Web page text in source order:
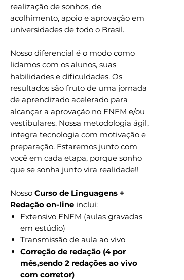
realização de sonhos, de
acolhimento, apoio e aprovação em
universidades de todo o Brasil.
Nosso diferencial é o modo como
lidamos com os alunos, suas
habilidades e dificuldades. Os
resultados são fruto de uma jornada
de aprendizado acelerado para
alcançar a aprovação no ENEM e/ou
vestibulares. Nossa metodologia ágil,
integra tecnologia com motivação e
preparação. Estaremos junto com
você em cada etapa, porque sonho
que se sonha junto vira realidade!!
Nosso Curso de Linguagens +
Redação on-line inclui:
Extensivo ENEM (aulas gravadas
em estúdio)
Transmissão de aula ao vivo
Correção de redação (4 por
mês,sendo 2 redações ao vivo
com corretor)